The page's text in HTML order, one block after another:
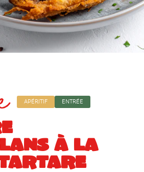
APÉRITIF ENTRÉE
À LA